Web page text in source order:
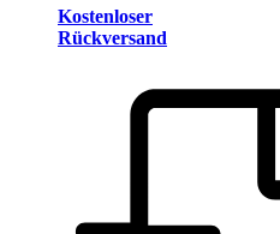
Kostenloser
Rückversand